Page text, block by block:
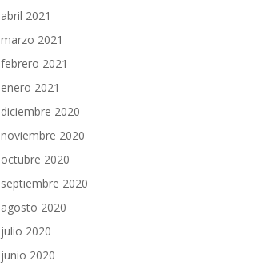
abril 2021
marzo 2021
febrero 2021
enero 2021
diciembre 2020
noviembre 2020
octubre 2020
septiembre 2020
agosto 2020
julio 2020
junio 2020